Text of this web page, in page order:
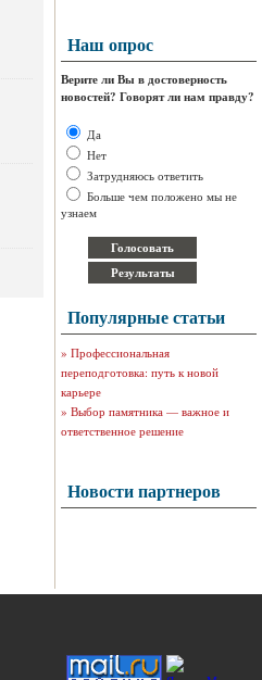
Наш опрос
Верите ли Вы в достоверность
новостей? Говорят ли нам правду?
Да
Нет
Затрудняюсь ответить
Больше чем положено мы не
узнаем
Популярные статьи
» Профессиональная
переподготовка: путь к новой
карьере
» Выбор памятника — важное и
ответственное решение
Новости партнеров